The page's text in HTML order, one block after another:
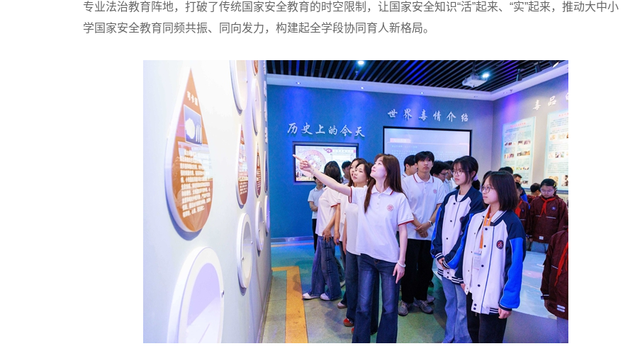
专业法治教育阵地，打破了传统国家安全教育的时空限制，让国家安全知识“活”起来、“实”起来，推动大中小
学国家安全教育同频共振、同向发力，构建起全学段协同育人新格局。